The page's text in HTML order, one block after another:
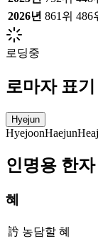
2026년 861위 486
로딩중
로마자 표기
Hyejun
HyejoonHaejun
인명용 한자
혜
䚷 농담할 혜